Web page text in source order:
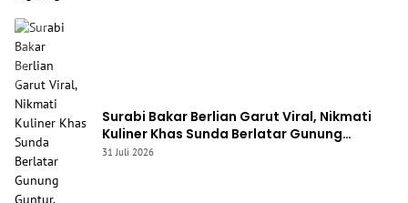
Surabi Bakar Berlian Garut Viral, Nikmati
Kuliner Khas Sunda Berlatar Gunung
Guntur, Harga Mulai Rp4.000
31 Juli 2026